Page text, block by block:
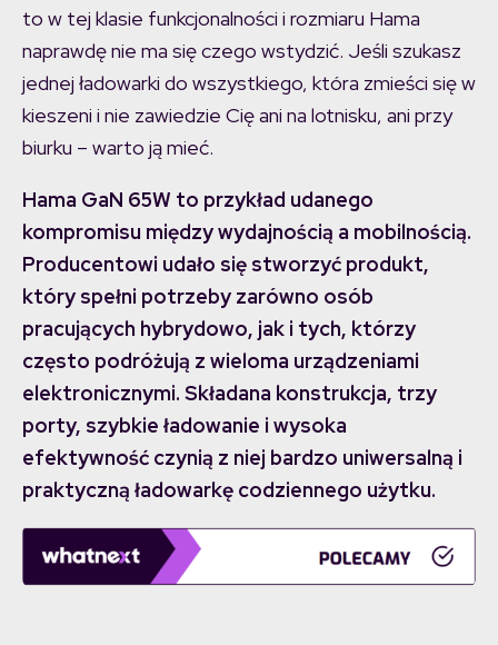
to w tej klasie funkcjonalności i rozmiaru Hama
naprawdę nie ma się czego wstydzić. Jeśli szukasz
jednej ładowarki do wszystkiego, która zmieści się w
kieszeni i nie zawiedzie Cię ani na lotnisku, ani przy
biurku – warto ją mieć.
Hama GaN 65W to przykład udanego
kompromisu między wydajnością a mobilnością.
Producentowi udało się stworzyć produkt,
który spełni potrzeby zarówno osób
pracujących hybrydowo, jak i tych, którzy
często podróżują z wieloma urządzeniami
elektronicznymi. Składana konstrukcja, trzy
porty, szybkie ładowanie i wysoka
efektywność czynią z niej bardzo uniwersalną i
praktyczną ładowarkę codziennego użytku.